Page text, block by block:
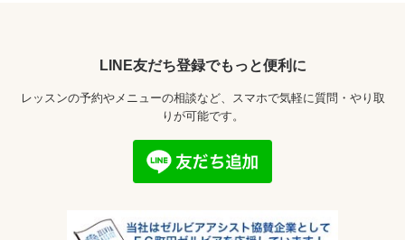
LINE友だち登録でもっと便利に
レッスンの予約やメニューの相談など、スマホで気軽に質問・やり取
りが可能です。